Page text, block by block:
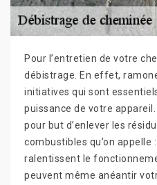
Pour l’entretien de votre
débistrage. En effet,
initiatives qui sont
puissance de votre
pour but d’enlever les
combustibles qu’on appelle
ralentissent le
peuvent même anéantir